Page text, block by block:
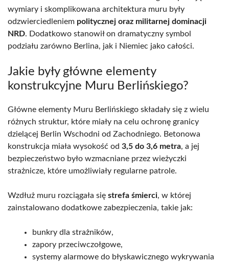
wymiary i skomplikowana architektura muru były
odzwierciedleniem politycznej oraz militarnej dominacji
NRD. Dodatkowo stanowił on dramatyczny symbol
podziału zarówno Berlina, jak i Niemiec jako całości.
Jakie były główne elementy
konstrukcyjne Muru Berlińskiego?
Główne elementy Muru Berlińskiego składały się z wielu
różnych struktur, które miały na celu ochronę granicy
dzielącej Berlin Wschodni od Zachodniego. Betonowa
konstrukcja miała wysokość od 3,5 do 3,6 metra, a jej
bezpieczeństwo było wzmacniane przez wieżyczki
strażnicze, które umożliwiały regularne patrole.
Wzdłuż muru rozciągała się strefa śmierci, w której
zainstalowano dodatkowe zabezpieczenia, takie jak:
bunkry dla strażników,
zapory przeciwczołgowe,
systemy alarmowe do błyskawicznego wykrywania